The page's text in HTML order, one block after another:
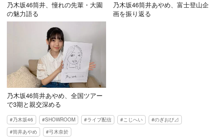
乃木坂46筒井、憧れの先輩・大園
の魅力語る
乃木坂46筒井あやめ、富士登山企
画を振り返る
乃木坂46筒井あやめ、全国ツアー
で3期と親交深める
乃木坂46 SHOWROOM ライブ配信 こじへい
のぎおび⊿
筒井あやめ
弓木奈於